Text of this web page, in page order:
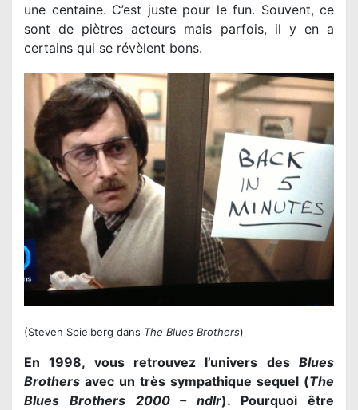
une centaine. C’est juste pour le fun. Souvent, ce
sont de piètres acteurs mais parfois, il y en a
certains qui se révèlent bons.
(Steven Spielberg dans The Blues Brothers)
En 1998, vous retrouvez l’univers des Blues
Brothers avec un très sympathique sequel (The
Blues Brothers 2000 – ndlr). Pourquoi être